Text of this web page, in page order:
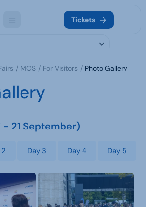
Tickets
MOS For Visitors Photo Gallery
- 21 September)
Day 3 Day 4 Day 5